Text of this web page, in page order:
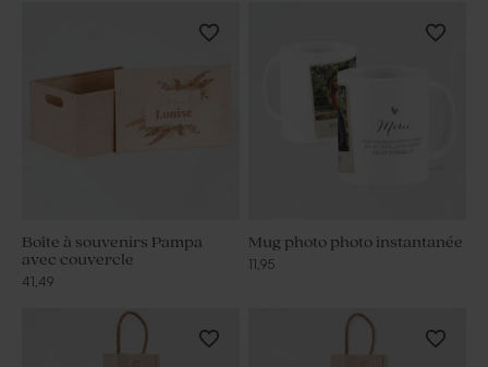
Boîte à souvenirs Pampa
avec couvercle
41,49
Mug photo photo instantanée
11,95